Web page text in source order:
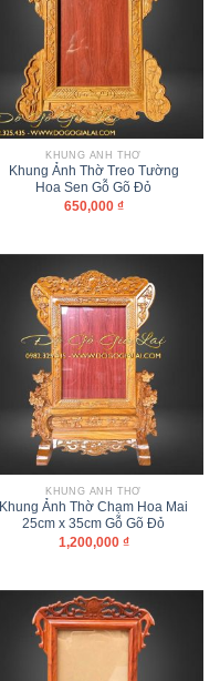
KHUNG ẢNH THỜ
Khung Ảnh Thờ Treo Tường
Hoa Sen Gỗ Gõ Đỏ
650,000 ₫
KHUNG ẢNH THỜ
Khung Ảnh Thờ Chạm Hoa Mai
25cm x 35cm Gỗ Gõ Đỏ
1,200,000 ₫